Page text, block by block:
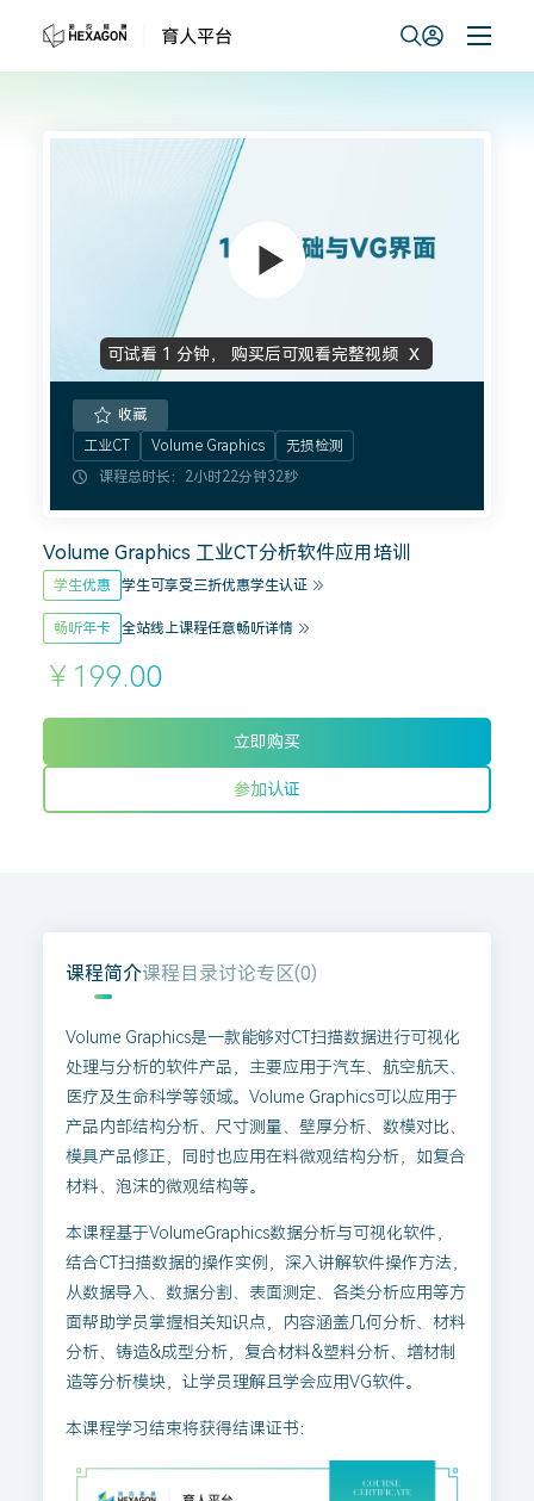
可试看 1 分钟， 购买后可观看完整视频 x
育人平台官网-三坐标计量培训认证
收藏
工业CT
Volume Graphics
无损检测
课程总时长：2小时22分钟32秒
Volume Graphics 工业CT分析软件应用培训
学生优惠 学生可享受三折优惠学生认证
畅听年卡 全站线上课程任意畅听详情
￥199.00
立即购买
参加认证
课程简介课程目录讨论专区(0)
Volume Graphics是一款能够对CT扫描数据进行可视化
处理与分析的软件产品，主要应用于汽车、航空航天、
医疗及生命科学等领域。Volume Graphics可以应用于
产品内部结构分析、尺寸测量、壁厚分析、数模对比、
模具产品修正，同时也应用在料微观结构分析，如复合
材料、泡沫的微观结构等。
本课程基于VolumeGraphics数据分析与可视化软件，
结合CT扫描数据的操作实例，深入讲解软件操作方法，
从数据导入、数据分割、表面测定、各类分析应用等方
面帮助学员掌握相关知识点，内容涵盖几何分析、材料
分析、铸造&成型分析，复合材料&塑料分析、增材制
造等分析模块，让学员理解且学会应用VG软件。
本课程学习结束将获得结课证书：